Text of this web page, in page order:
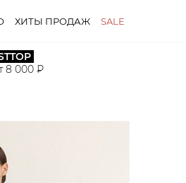
ХИТЫ ПРОДАЖ SALE
8 000 ₽